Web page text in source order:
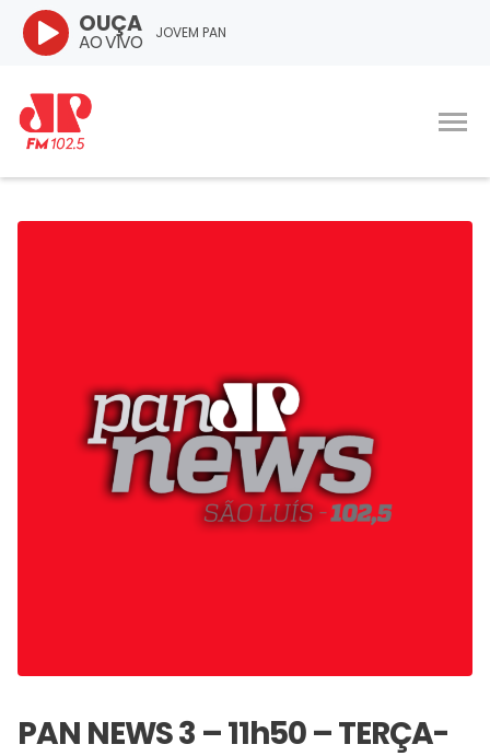
JOVEM PAN
OUÇA
AO VIVO
PAN NEWS 3 – 11h50 – TERÇA-